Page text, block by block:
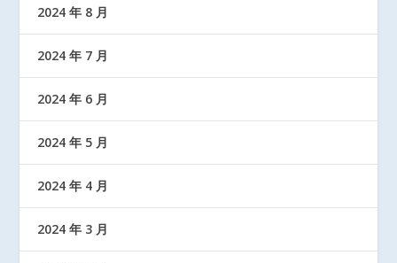
2024 年 8 月
2024 年 7 月
2024 年 6 月
2024 年 5 月
2024 年 4 月
2024 年 3 月